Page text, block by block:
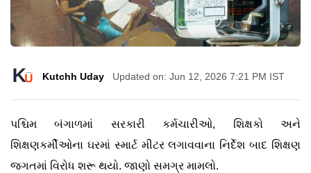
Kutchh Uday Updated on: Jun 12, 2026 7:21 PM IST
પશ્ચિમ બંગાળમાં સરકારી કર્મચારીઓ, શિક્ષકો અને
શિક્ષણકર્મીઓના ઘરમાં સ્માર્ટ મીટર લગાવવાના નિર્દેશ બાદ શિક્ષણ
જગતમાં વિરોધ શરૂ થયો. જાણો સમગ્ર મામલો.